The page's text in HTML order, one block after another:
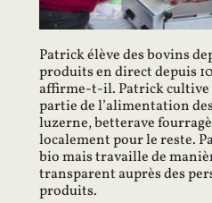
Patrick élève des bovins
produits en direct depuis
affirme-t-il. Patrick cultive
partie de l’alimentation
luzerne, betterave
localement pour le reste.
bio mais travaille de
transparent auprès des
produits.